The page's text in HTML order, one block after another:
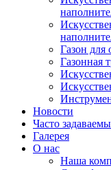
Газон для
Газонная
Новости
Часто
Галерея
О нас
Наша